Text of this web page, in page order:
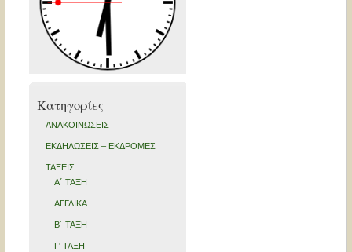
Kατηγορίες
ΑΝΑΚΟΙΝΩΣΕΙΣ
ΕΚΔΗΛΩΣΕΙΣ – ΕΚΔΡΟΜΕΣ
ΤΑΞΕΙΣ
Α΄ ΤΑΞΗ
ΑΓΓΛΙΚΑ
Β΄ ΤΑΞΗ
Γ' ΤΑΞΗ